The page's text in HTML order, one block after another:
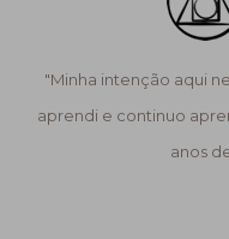
"Minha intenção aqui
aprendi e continuo
anos